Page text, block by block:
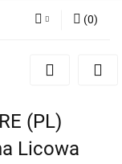
Zaloguj się
cookies
(0)
(PL)
Licowa